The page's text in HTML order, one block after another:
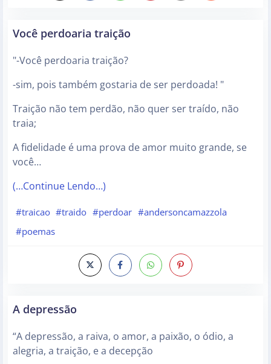
Você perdoaria traição
"-Você perdoaria traição?
-sim, pois também gostaria de ser perdoada! "
Traição não tem perdão, não quer ser traído, não
traia;
A fidelidade é uma prova de amor muito grande, se
você…
(…Continue Lendo…)
#traicao #traido #perdoar #andersoncamazzola
#poemas
A depressão
“A depressão, a raiva, o amor, a paixão, o ódio, a
alegria, a traição, e a decepção